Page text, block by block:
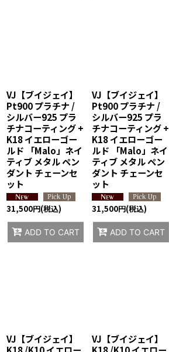
VJ【ブイジェイ】
Pt900 プラチナ /
シルバー925 プラ
チナコーティング +
K18 イエローゴー
ルド 「Malo」ネイ
ティブ メタル ペン
ダント チェーンセ
ット
31,500円(税込)
ADD TO CART
VJ【ブイジェイ】
Pt900 プラチナ /
シルバー925 プラ
チナコーティング +
K18 イエローゴー
ルド 「Malo」ネイ
ティブ メタル ペン
ダント チェーンセ
ット
31,500円(税込)
ADD TO CART
VJ【ブイジェイ】
K18 /K10 イエロー
VJ【ブイジェイ】
K18 /K10 イエロー